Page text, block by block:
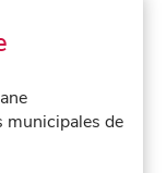
municipales de